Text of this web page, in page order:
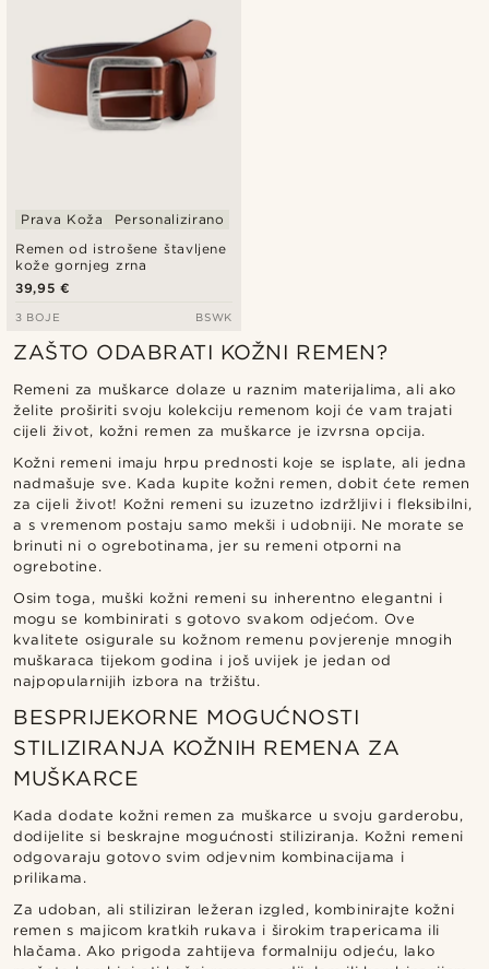
Remen od istrošene štavljene
kože gornjeg zrna
Prava Koža Personalizirano
39,95 €
3 BOJE BSWK
ZAŠTO ODABRATI KOŽNI REMEN?
Remeni za muškarce dolaze u raznim materijalima, ali ako
želite proširiti svoju kolekciju remenom koji će vam trajati
cijeli život, kožni remen za muškarce je izvrsna opcija.
Kožni remeni imaju hrpu prednosti koje se isplate, ali jedna
nadmašuje sve. Kada kupite kožni remen, dobit ćete remen
za cijeli život! Kožni remeni su izuzetno izdržljivi i fleksibilni,
a s vremenom postaju samo mekši i udobniji. Ne morate se
brinuti ni o ogrebotinama, jer su remeni otporni na
ogrebotine.
Osim toga, muški kožni remeni su inherentno elegantni i
mogu se kombinirati s gotovo svakom odjećom. Ove
kvalitete osigurale su kožnom remenu povjerenje mnogih
muškaraca tijekom godina i još uvijek je jedan od
najpopularnijih izbora na tržištu.
BESPRIJEKORNE MOGUĆNOSTI
STILIZIRANJA KOŽNIH REMENA ZA
MUŠKARCE
Kada dodate kožni remen za muškarce u svoju garderobu,
dodijelite si beskrajne mogućnosti stiliziranja. Kožni remeni
odgovaraju gotovo svim odjevnim kombinacijama i
prilikama.
Za udoban, ali stiliziran ležeran izgled, kombinirajte kožni
remen s majicom kratkih rukava i širokim trapericama ili
hlačama. Ako prigoda zahtijeva formalniju odjeću, lako